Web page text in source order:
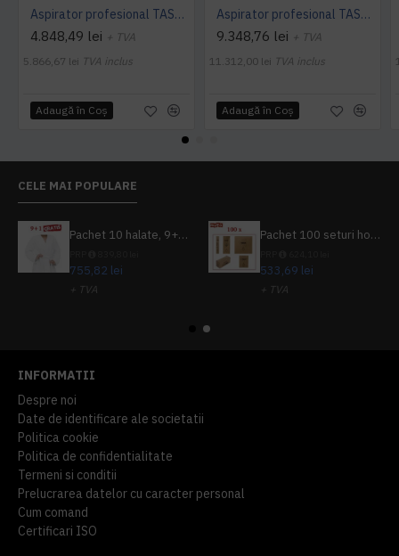
Aspirator profesional TASKI dorsalino EURO, 900 W, TASKI
4.848,49 lei + TVA
5.866,67 lei TVA inclus
Adaugă în Coş
Aspirator profesional TASKI jet 38 Euro, 900 W, TASKI
9.348,76 lei + TVA
11.312,00 lei TVA inclus
Adaugă în Coş
CELE MAI POPULARE
Pachet 10 halate, 9+1 gratuit
755,82 lei
+ TVA
Pachet 100 seturi hoteliere, set dentar, set barbierit, casca de dus, pila unghii, set cusut
533,69 lei
+ TVA
INFORMATII
Despre noi
Date de identificare ale societatii
Politica cookie
Politica de confidentialitate
Termeni si conditii
Prelucrarea datelor cu caracter personal
Cum comand
Certificari ISO